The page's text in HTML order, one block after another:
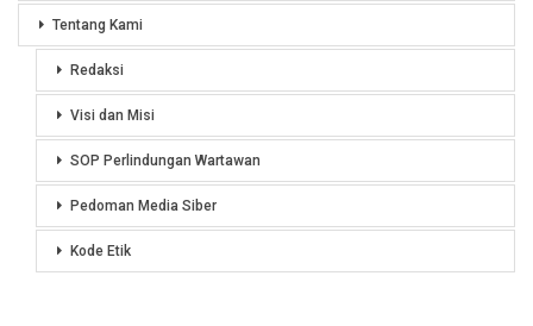
Tentang Kami
Redaksi
Visi dan Misi
SOP Perlindungan Wartawan
Pedoman Media Siber
Kode Etik